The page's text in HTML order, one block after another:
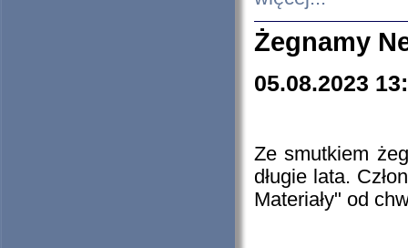
Żegnamy
05.08.2023
Ze smutkiem
długie lata.
Materiały" od